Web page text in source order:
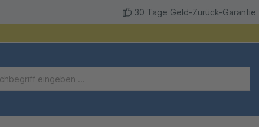
30 Tage Geld-Zurück-Garantie